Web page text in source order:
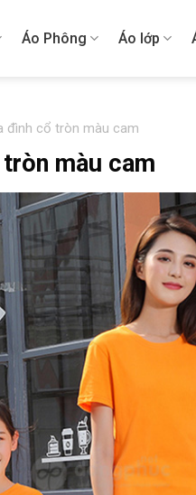
Áo Phông Áo lớp
đình cổ tròn màu cam
màu cam